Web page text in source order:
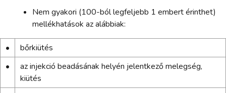
Nem gyakori (100-ból legfeljebb 1 embert érinthet)
mellékhatások az alábbiak:
•
bőrkiütés
•
az injekció beadásának helyén jelentkező melegség,
kiütés